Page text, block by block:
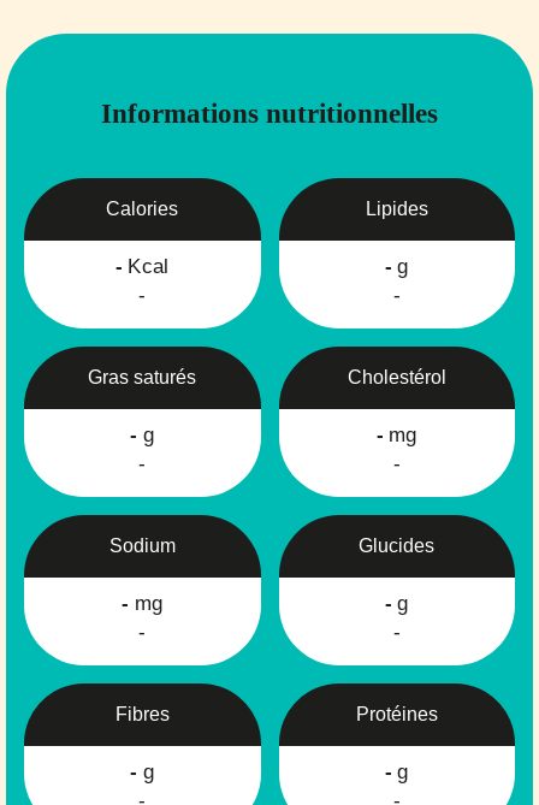
Informations nutritionnelles
Calories
- Kcal
-
Lipides
- g
-
Gras saturés
- g
-
Cholestérol
- mg
-
Sodium
- mg
-
Glucides
- g
-
Fibres
- g
Protéines
- g